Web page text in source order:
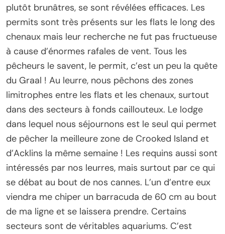
plutôt brunâtres, se sont révélées efficaces. Les
permits sont très présents sur les flats le long des
chenaux mais leur recherche ne fut pas fructueuse
à cause d’énormes rafales de vent. Tous les
pêcheurs le savent, le permit, c’est un peu la quête
du Graal ! Au leurre, nous pêchons des zones
limitrophes entre les flats et les chenaux, surtout
dans des secteurs à fonds caillouteux. Le lodge
dans lequel nous séjournons est le seul qui permet
de pêcher la meilleure zone de Crooked Island et
d’Acklins la même semaine ! Les requins aussi sont
intéressés par nos leurres, mais surtout par ce qui
se débat au bout de nos cannes. L’un d’entre eux
viendra me chiper un barracuda de 60 cm au bout
de ma ligne et se laissera prendre. Certains
secteurs sont de véritables aquariums. C’est